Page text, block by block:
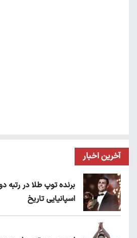
آخرین اخبار
برنده توپ طلا در رتبه
اسپانیایی تاریخ